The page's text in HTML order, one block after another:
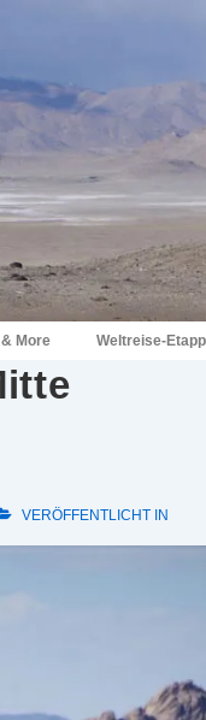
More Weltreise-
VERÖFFENTLICHT IN